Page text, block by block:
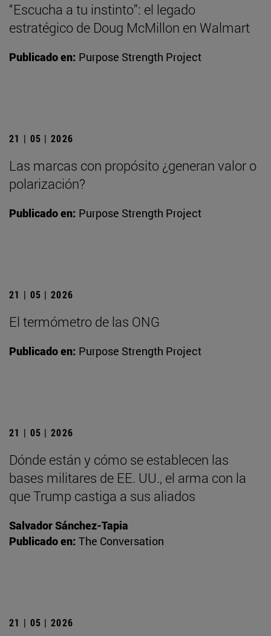
“Escucha a tu instinto”: el legado
estratégico de Doug McMillon en Walmart
Publicado en: Purpose Strength Project
21 | 05 | 2026
Las marcas con propósito ¿generan valor o
polarización?
Publicado en: Purpose Strength Project
21 | 05 | 2026
El termómetro de las ONG
Publicado en: Purpose Strength Project
21 | 05 | 2026
Dónde están y cómo se establecen las
bases militares de EE. UU., el arma con la
que Trump castiga a sus aliados
Salvador Sánchez-Tapia
Publicado en: The Conversation
21 | 05 | 2026